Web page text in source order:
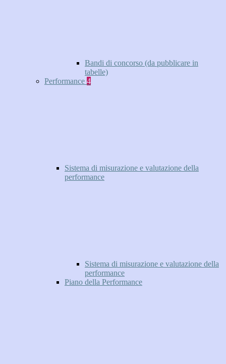
Bandi di concorso (da pubblicare in
tabelle)
Performance 4
Sistema di misurazione e valutazione della
performance
Sistema di misurazione e valutazione della
performance
Piano della Performance